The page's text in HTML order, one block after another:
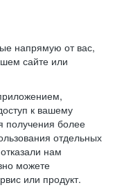
напрямую от вас,
сайте или
к вашему
получения более
отдельных
нам
можете
или продукт.